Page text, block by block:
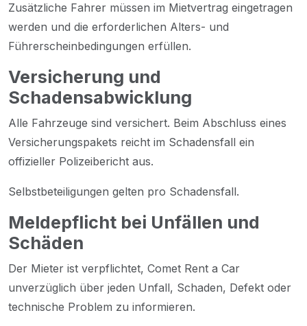
Zusätzliche Fahrer müssen im Mietvertrag eingetragen
werden und die erforderlichen Alters- und
Führerscheinbedingungen erfüllen.
Versicherung und
Schadensabwicklung
Alle Fahrzeuge sind versichert. Beim Abschluss eines
Versicherungspakets reicht im Schadensfall ein
offizieller Polizeibericht aus.
Selbstbeteiligungen gelten pro Schadensfall.
Meldepflicht bei Unfällen und
Schäden
Der Mieter ist verpflichtet, Comet Rent a Car
unverzüglich über jeden Unfall, Schaden, Defekt oder
technische Problem zu informieren.